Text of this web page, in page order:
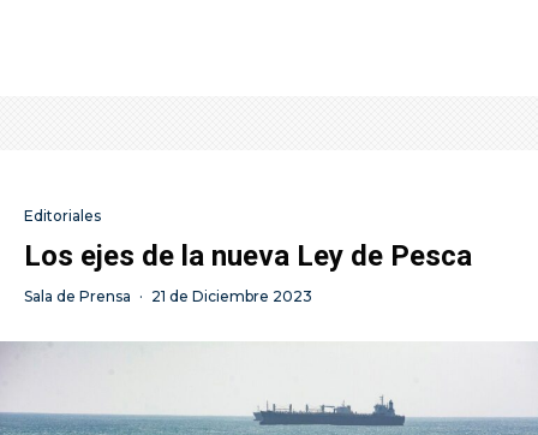
Editoriales
Los ejes de la nueva Ley de Pesca
Sala de Prensa · 21 de Diciembre 2023